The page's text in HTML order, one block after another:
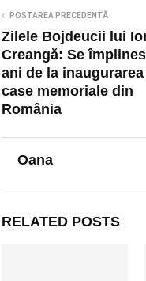
POSTAREA PRECEDENTĂ
Zilele Bojdeucii lui
Creangă: Se
ani de la
case memoriale din
România
Oana
RELATED POSTS